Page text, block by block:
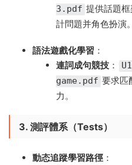
3.pdf 提供話題
計問題并角色扮演。
語法遊戲化學習 ​：
連詞成句競技 ​：
game.pdf 要求匹
力。
3. 測評體系（Tests）​
動态追蹤學習路徑 ​：